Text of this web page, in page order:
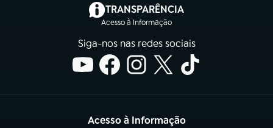
TRANSPARÊNCIA
Acesso à Informação
(abre em nova aba)
Siga-nos nas redes sociais
Acesso à Informação